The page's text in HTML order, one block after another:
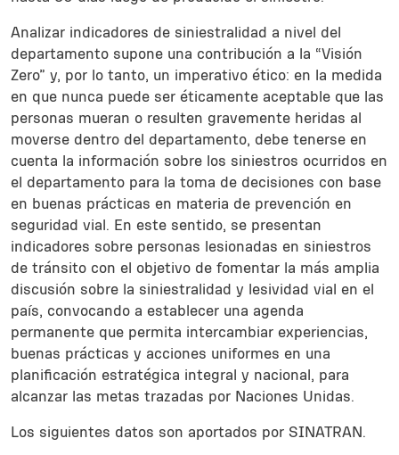
Analizar indicadores de siniestralidad a nivel del
departamento supone una contribución a la “Visión
Zero” y, por lo tanto, un imperativo ético: en la medida
en que nunca puede ser éticamente aceptable que las
personas mueran o resulten gravemente heridas al
moverse dentro del departamento, debe tenerse en
cuenta la información sobre los siniestros ocurridos en
el departamento para la toma de decisiones con base
en buenas prácticas en materia de prevención en
seguridad vial. En este sentido, se presentan
indicadores sobre personas lesionadas en siniestros
de tránsito con el objetivo de fomentar la más amplia
discusión sobre la siniestralidad y lesividad vial en el
país, convocando a establecer una agenda
permanente que permita intercambiar experiencias,
buenas prácticas y acciones uniformes en una
planificación estratégica integral y nacional, para
alcanzar las metas trazadas por Naciones Unidas.
Los siguientes datos son aportados por SINATRAN.